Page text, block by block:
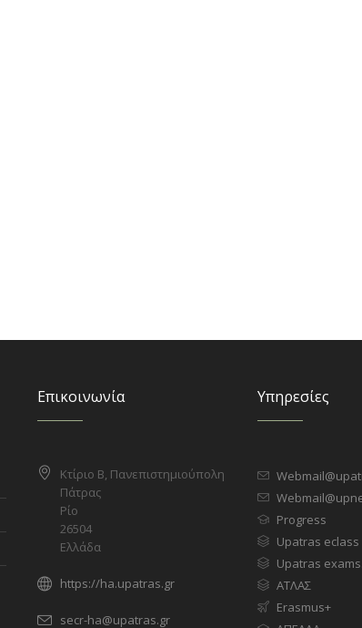
Επικοινωνία
Κτίριο Β, Πανεπιστημιούπολη
Πάτρας
Ρίο
26504
Ελλάδα
https://ha.upatras.gr
secr-ha@upatras.gr
Υπηρεσίες
Progress
Upatras eclass
Upatras
ΑΤΛΑΣ
Erasmus+